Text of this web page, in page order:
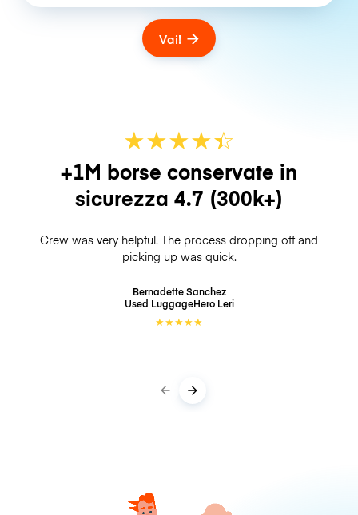
Vai!
★★★★☆
★
+1M borse conservate in
sicurezza 4.7 (300k+)
Crew was very helpful. The process dropping off and
picking up was quick.
Bernadette Sanchez
Used LuggageHero Leri
★★★★★